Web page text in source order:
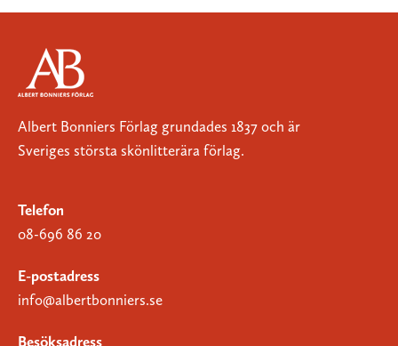
Albert Bonniers Förlag grundades 1837 och är
Sveriges största skönlitterära förlag.
Telefon
08-696 86 20
E-postadress
info@albertbonniers.se
Besöksadress